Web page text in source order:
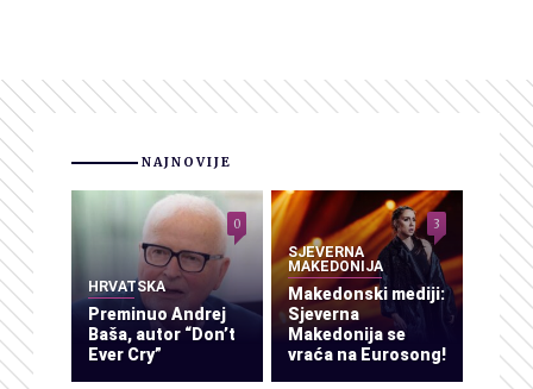
NAJNOVIJE
HRVATSKA
Preminuo Andrej
Baša, autor “Don’t
Ever Cry”
0
SJEVERNA
MAKEDONIJA
Makedonski mediji:
Sjeverna
Makedonija se
vraća na Eurosong!
3